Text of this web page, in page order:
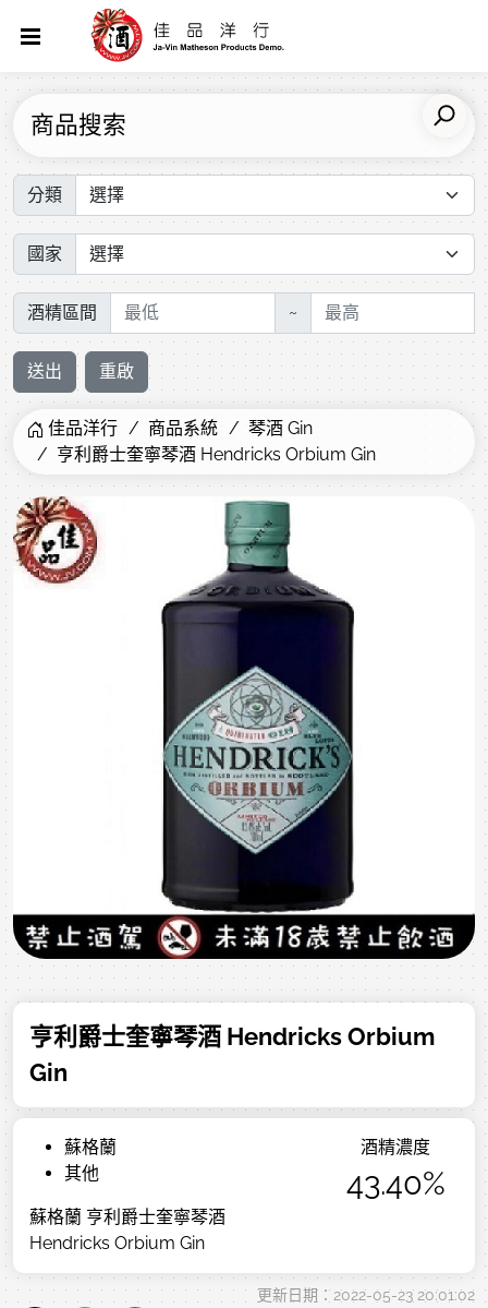
商品搜索
分類
國家
酒精區間 ~
送出 重啟
佳品洋行 商品系統
琴酒 Gin
亨利爵士奎寧琴酒 Hendricks Orbium Gin
亨利爵士奎寧琴酒 Hendricks Orbium
Gin
蘇格蘭
其他
蘇格蘭 亨利爵士奎寧琴酒
Hendricks Orbium Gin
酒精濃度
43.40%
更新日期：2022-05-23 20:01:02